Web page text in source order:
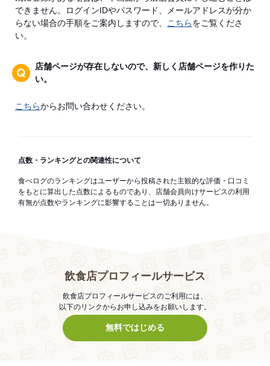
できません。ログインIDやパスワード、メールアドレスが分か
らない場合の手順をご案内しますので、
こちらをご覧くださ
い。
店舗ページが存在しないので、新しく店舗ページを作りた
い。
こちらからお問い合わせください。
点数・ランキングとの関連性について
食べログのランキングはユーザーから投稿された主観的な評価・口コミ
をもとに算出した点数によるものであり、店舗会員向けサービスの利用
有無が点数やランキングに影響することは一切ありません。
飲食店プロフィールサービス
飲食店プロフィールサービスのご利用には、
以下のリンクからお申し込みをお願いします。
無料ではじめる